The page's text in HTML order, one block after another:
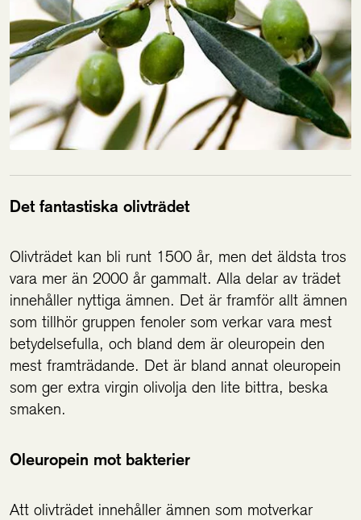
Det fantastiska olivträdet
Olivträdet kan bli runt 1500 år, men det äldsta tros
vara mer än 2000 år gammalt. Alla delar av trädet
innehåller nyttiga ämnen. Det är framför allt ämnen
som tillhör gruppen fenoler som verkar vara mest
betydelsefulla, och bland dem är oleuropein den
mest framträdande. Det är bland annat oleuropein
som ger extra virgin olivolja den lite bittra, beska
smaken.
Oleuropein mot bakterier
Att olivträdet innehåller ämnen som motverkar